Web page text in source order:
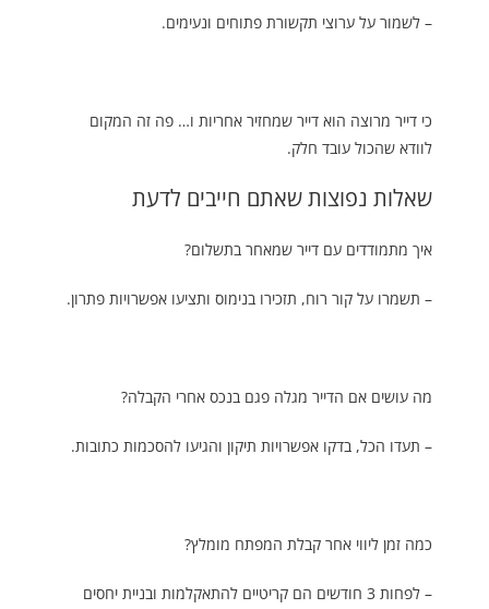
– לשמור על ערוצי תקשורת פתוחים ונעימים.
כי דייר מרוצה הוא דייר שמחזיר אחריות ו… פה זה המקום
לוודא שהכול עובד חלק.
שאלות נפוצות שאתם חייבים לדעת
איך מתמודדים עם דייר שמאחר בתשלום?
– תשמרו על קור רוח, תזכירו בנימוס ותציעו אפשרויות פתרון.
מה עושים אם הדייר מגלה פגם בנכס אחרי הקבלה?
– תעדו הכל, בדקו אפשרויות תיקון והגיעו להסכמות כתובות.
כמה זמן ליווי אחר קבלת המפתח מומלץ?
– לפחות 3 חודשים הם קריטיים להתאקלמות ובניית יחסים